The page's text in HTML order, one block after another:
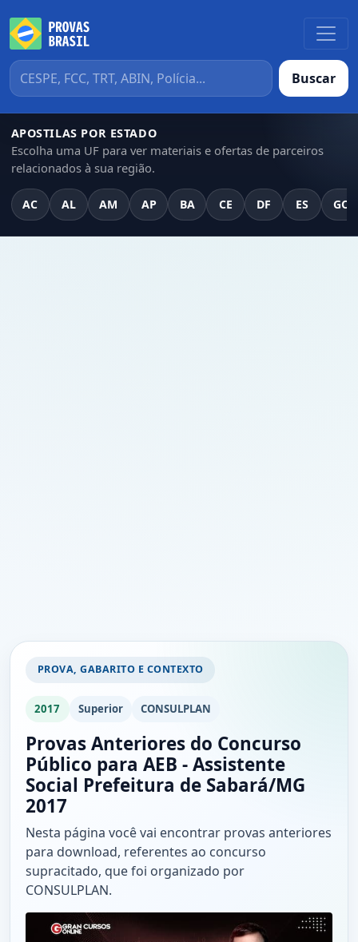
Buscar
APOSTILAS POR ESTADO
Escolha uma UF para ver materiais e ofertas de parceiros
relacionados à sua região.
AC AL AM AP BA CE DF ES GO
PROVA, GABARITO E CONTEXTO
2017 Superior CONSULPLAN
Provas Anteriores do Concurso
Público para AEB - Assistente
Social Prefeitura de Sabará/MG
2017
Nesta página você vai encontrar provas anteriores
para download, referentes ao concurso
supracitado, que foi organizado por
CONSULPLAN.